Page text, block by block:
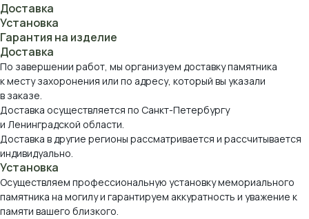
Доставка
Установка
Гарантия на изделие
Доставка
По завершении работ, мы организуем доставку памятника
к месту захоронения или по адресу, который вы указали
в заказе.
Доставка осуществляется по Санкт-Петербургу
и Ленинградской области.
Доставка в другие регионы рассматривается и рассчитывается
индивидуально.
Установка
Осуществляем профессиональную установку мемориального
памятника на могилу и гарантируем аккуратность и уважение к
памяти вашего близкого.